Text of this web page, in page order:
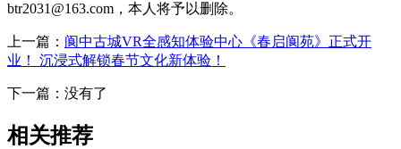
btr2031@163.com，本人将予以删除。
上一篇： 阆中古城VR全感知体验中心《春启阆苑》正式开
业！ 沉浸式解锁春节文化新体验！
下一篇：没有了
相关推荐